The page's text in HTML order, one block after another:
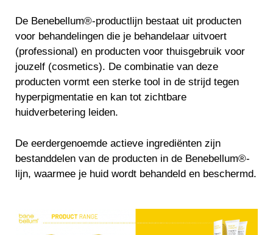
De Benebellum®-productlijn bestaat uit producten
voor behandelingen die je behandelaar uitvoert
(professional) en producten voor thuisgebruik voor
jouzelf (cosmetics). De combinatie van deze
producten vormt een sterke tool in de strijd tegen
hyperpigmentatie en kan tot zichtbare
huidverbetering leiden.
De eerdergenoemde actieve ingrediënten zijn
bestanddelen van de producten in de Benebellum®-
lijn, waarmee je huid wordt behandeld en beschermd.